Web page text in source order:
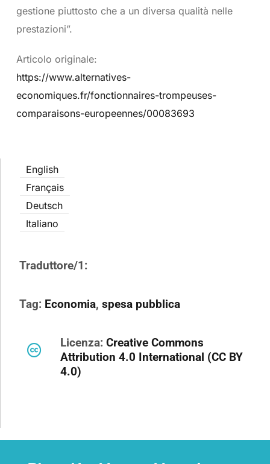
gestione piuttosto che a un diversa qualità nelle
prestazioni”.
Articolo originale:
https://www.alternatives-
economiques.fr/fonctionnaires-trompeuses-
comparaisons-europeennes/00083693
English
Français
Deutsch
Italiano
Traduttore/1:
Tag: Economia, spesa pubblica
Licenza: Creative Commons
Attribution 4.0 International (CC BY
4.0)